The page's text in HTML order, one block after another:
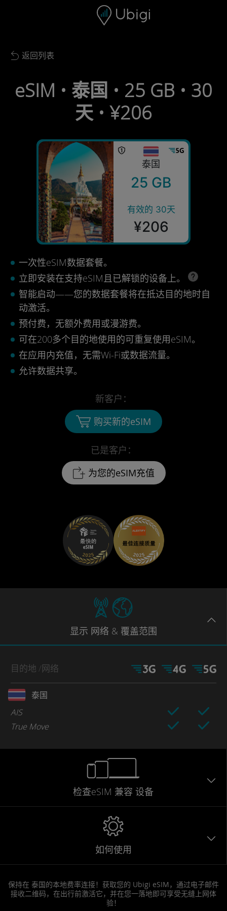
Back to list
返回列表
eSIM • 泰国 • 25 GB • 30
天 • ¥206
泰国
25 GB
有效的 30天
¥206
一次性eSIM数据套餐。
立即安装在支持eSIM且已解锁的设备上。
智能启动——您的数据套餐将在抵达目的地时自
动激活。
预付费，无额外费用或漫游费。
可在200多个目的地使用的可重复使用eSIM。
在应用内充值，无需Wi-Fi或数据流量。
允许数据共享。
已是客户：
为您的eSIM充值
新客户：
购买新的eSIM
显示 网络 & 覆盖范围
目的地 /网络
泰国
AIS
True Move
检查eSIM 兼容 设备
如何使用
保持在 泰国的本地费率连接！获取您的 Ubigi eSIM，通过电子邮件
接收二维码，在出行前激活它，并在您一落地即可享受无缝上网体
验！